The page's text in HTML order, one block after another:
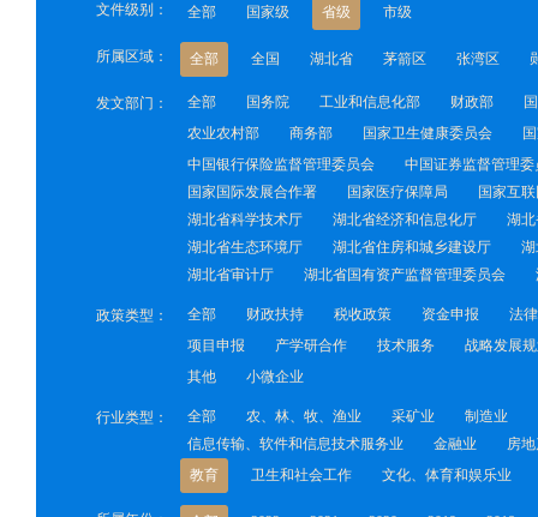
文件级别： 全部 国家级 省级 市级
所属区域： 全部 全国 湖北省 茅箭区 张湾区
发文部门： 全部 国务院 工业和信息化部 财政部
农业农村部
商务部 国家卫生健康委员会
中国银行保险监督管理委员会
中国证券监督管理委
国家国际发展合作署
国家医疗保障局
国家互
湖北省科学技术厅
湖北省经济和信息化厅
湖
湖北省生态环境厅
湖北省住房和城乡建设厅
湖北省审计厅
湖北省国有资产监督管理委员会
政策类型： 全部 财政扶持 税收政策 资金申报
法
项目申报
产学研合作 技术服务
战略发展
其他
小微企业
行业类型： 全部 农、林、牧、渔业 采矿业
制造业
信息传输、软件和信息技术服务业
金融业
房
教育
卫生和社会工作 文化、体育和娱乐业